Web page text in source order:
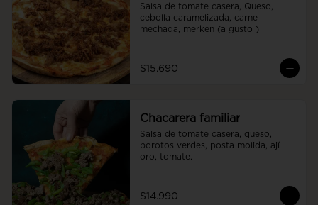
Salsa de tomate casera, Queso,
cebolla caramelizada, carne
mechada, merken (a gusto )
$15.690
Chacarera familiar
Salsa de tomate casera, queso,
porotos verdes, posta molida, ají
oro, tomate.
$14.990